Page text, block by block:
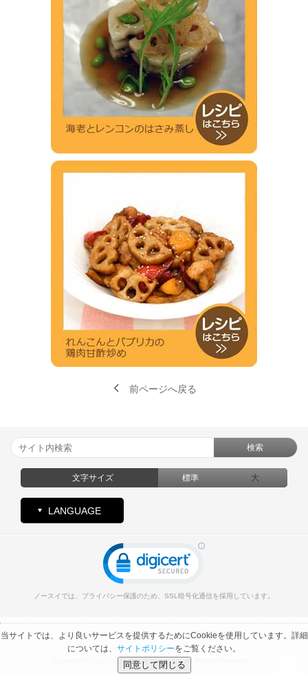
前ページへ戻る
検索
文字サイズ 大
標準
LANGUAGE
ノースイでは、プライバシー保護のため、SSL暗号化通信を採用しています。
プライバシーポリシー サイトポリシー
Copyright © 2017-2026 株式会社ノースイ All Rights Reserved.
当サイトでは、より良いサービスを提供するためにCookieを使用しています。詳細
については、 サイトポリシーをご覧ください。
同意して閉じる